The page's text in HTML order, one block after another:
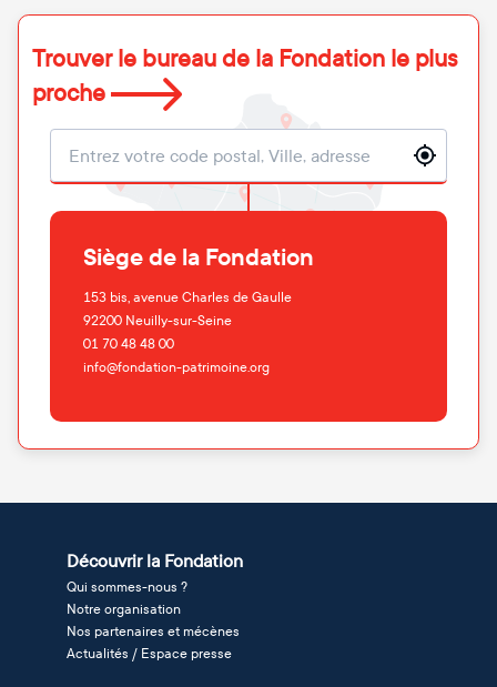
Trouver le bureau de la Fondation le plus
proche
Localisation
Siège de la Fondation
153 bis, avenue Charles de Gaulle
92200 Neuilly-sur-Seine
01 70 48 48 00
info@fondation-patrimoine.org
Découvrir la Fondation
Qui sommes-nous ?
Notre organisation
Nos partenaires et mécènes
Actualités / Espace presse